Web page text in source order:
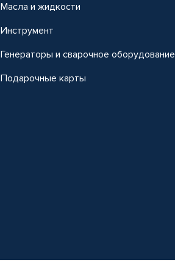
Масла и жидкости
Инструмент
Генераторы и сварочное оборудование
Подарочные карты